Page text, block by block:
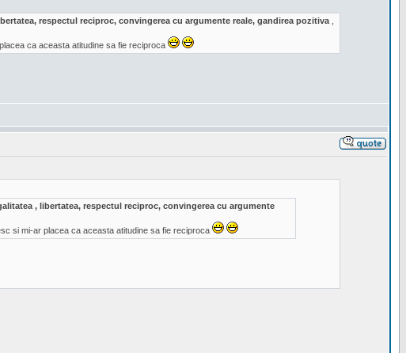
respectul reciproc, convingerea cu argumente reale, gandirea pozitiva
ca aceasta atitudine sa fie reciproca
, libertatea, respectul reciproc, convingerea cu argumente
si mi-ar placea ca aceasta atitudine sa fie reciproca